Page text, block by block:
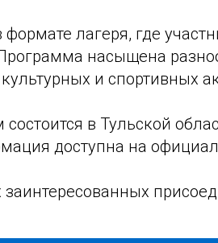
лагеря, где
насыщена
и спортивных
состоится в Тульской
доступна на